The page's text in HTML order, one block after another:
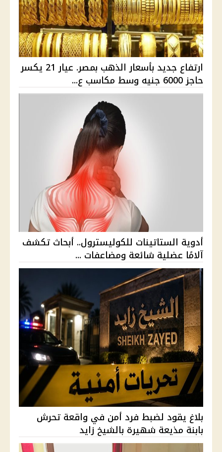
ارتفاع جديد بأسعار الذهب بمصر. عيار 21 يكسر
حاجز 6000 جنيه وسط مكاسب ع...
أدوية الستاتينات للكوليسترول.. أبحاث تكشف
آلامًا عضلية شائعة ومضاعفات ...
بلاغ يقود لضبط فرد أمن في واقعة تحرش
بابنة مذيعة شهيرة بالشيخ زايد